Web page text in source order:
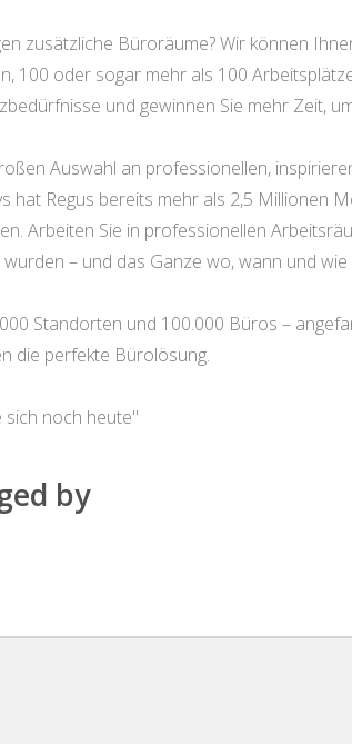
zusätzliche Büroräume? Wir können
100 oder sogar mehr als 100
und gewinnen Sie mehr Zeit,
Auswahl an professionellen,
hat Regus bereits mehr als 2,5 Millionen
Arbeiten Sie in professionellen
– und das Ganze wo, wann und wie
Standorten und 100.000 Büros –
die perfekte Bürolösung.
sich noch heute"
by